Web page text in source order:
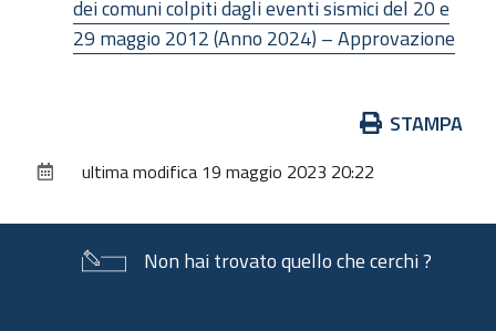
dei comuni colpiti dagli eventi sismici del 20 e
29 maggio 2012 (Anno 2024) – Approvazione
documento
STAMPA
ultima modifica 19 maggio 2023 20:22
Non hai trovato quello che cerchi ?